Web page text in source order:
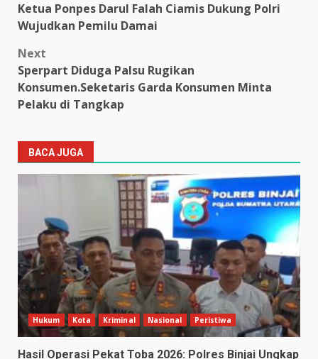
navigation
Ketua Ponpes Darul Falah Ciamis Dukung Polri
Wujudkan Pemilu Damai
Next
Sperpart Diduga Palsu Rugikan
Konsumen.Seketaris Garda Konsumen Minta
Pelaku di Tangkap
BACA JUGA
Hukum Kota Kriminal Nasional Peristiwa
Hasil Operasi Pekat Toba 2026: Polres Binjai Ungkap